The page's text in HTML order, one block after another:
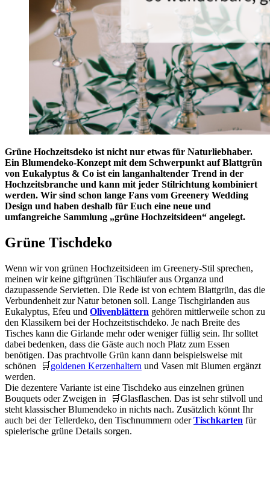
Grüne Hochzeitsdeko ist nicht nur etwas für Naturliebhaber.
Ein Blumendeko-Konzept mit dem Schwerpunkt auf Blattgrün
von Eukalyptus & Co ist ein langanhaltender Trend in der
Hochzeitsbranche und kann mit jeder Stilrichtung kombiniert
werden. Wir sind schon lange Fans vom Greenery Wedding
Design und haben deshalb für Euch eine neue und
umfangreiche Sammlung „grüne Hochzeitsideen“ angelegt.
Grüne Tischdeko
Wenn wir von grünen Hochzeitsideen im Greenery-Stil sprechen,
meinen wir keine giftgrünen Tischläufer aus Organza und
dazupassende Servietten. Die Rede ist von echtem Blattgrün, das die
Verbundenheit zur Natur betonen soll. Lange Tischgirlanden aus
Eukalyptus, Efeu und Olivenblättern gehören mittlerweile schon zu
den Klassikern bei der Hochzeitstischdeko. Je nach Breite des
Tisches kann die Girlande mehr oder weniger füllig sein. Ihr solltet
dabei bedenken, dass die Gäste auch noch Platz zum Essen
benötigen. Das prachtvolle Grün kann dann beispielsweise mit
schönen 🛒 goldenen Kerzenhaltern und Vasen mit Blumen ergänzt
werden.
Die dezentere Variante ist eine Tischdeko aus einzelnen grünen
Bouquets oder Zweigen in 🛒Glasflaschen. Das ist sehr stilvoll und
steht klassischer Blumendeko in nichts nach. Zusätzlich könnt Ihr
auch bei der Tellerdeko, den Tischnummern oder Tischkarten für
spielerische grüne Details sorgen.